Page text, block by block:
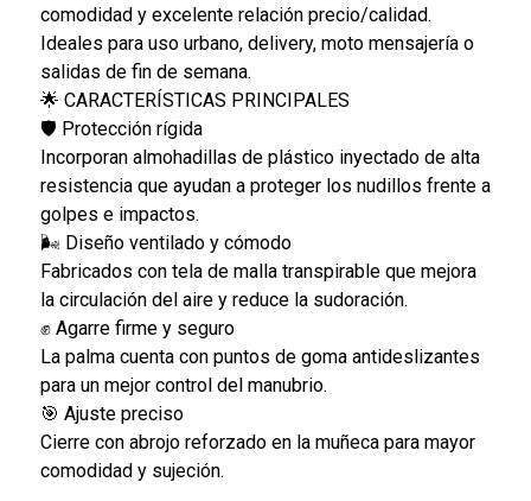
comodidad y excelente relación precio/calidad.
Ideales para uso urbano, delivery, moto mensajería o
salidas de fin de semana.
🌟 CARACTERÍSTICAS PRINCIPALES
🛡️ Protección rígida
Incorporan almohadillas de plástico inyectado de alta
resistencia que ayudan a proteger los nudillos frente a
golpes e impactos.
🌬️ Diseño ventilado y cómodo
Fabricados con tela de malla transpirable que mejora
la circulación del aire y reduce la sudoración.
✊ Agarre firme y seguro
La palma cuenta con puntos de goma antideslizantes
para un mejor control del manubrio.
🎯 Ajuste preciso
Cierre con abrojo reforzado en la muñeca para mayor
comodidad y sujeción.